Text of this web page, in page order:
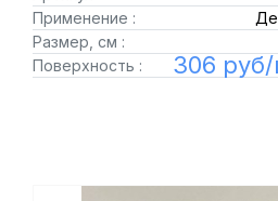
Применение :
Размер, см :
Поверхность :
306